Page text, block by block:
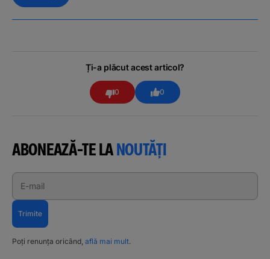
Ți-a plăcut acest articol?
0 0
ABONEAZĂ-TE LANOUTĂȚI
E-mail
Trimite
Poți renunța oricând, află mai mult.